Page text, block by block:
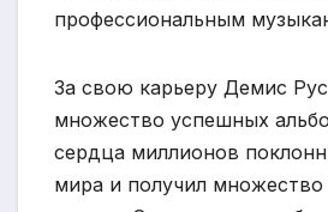
профессиональным
За свою карьеру Демис
множество успешных
сердца миллионов
мира и получил